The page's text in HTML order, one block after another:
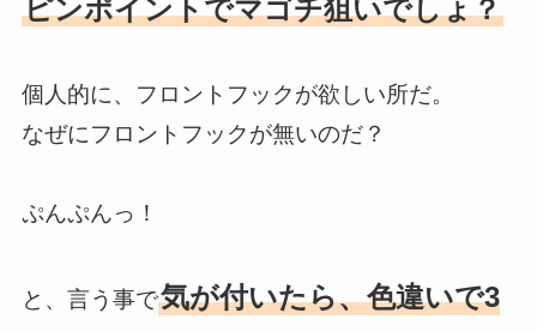
ピンポイントでマゴチ狙いでしょ？
個人的に、フロントフックが欲しい所だ。
なぜにフロントフックが無いのだ？
ぷんぷんっ！
と、言う事で気が付いたら、色違いで3